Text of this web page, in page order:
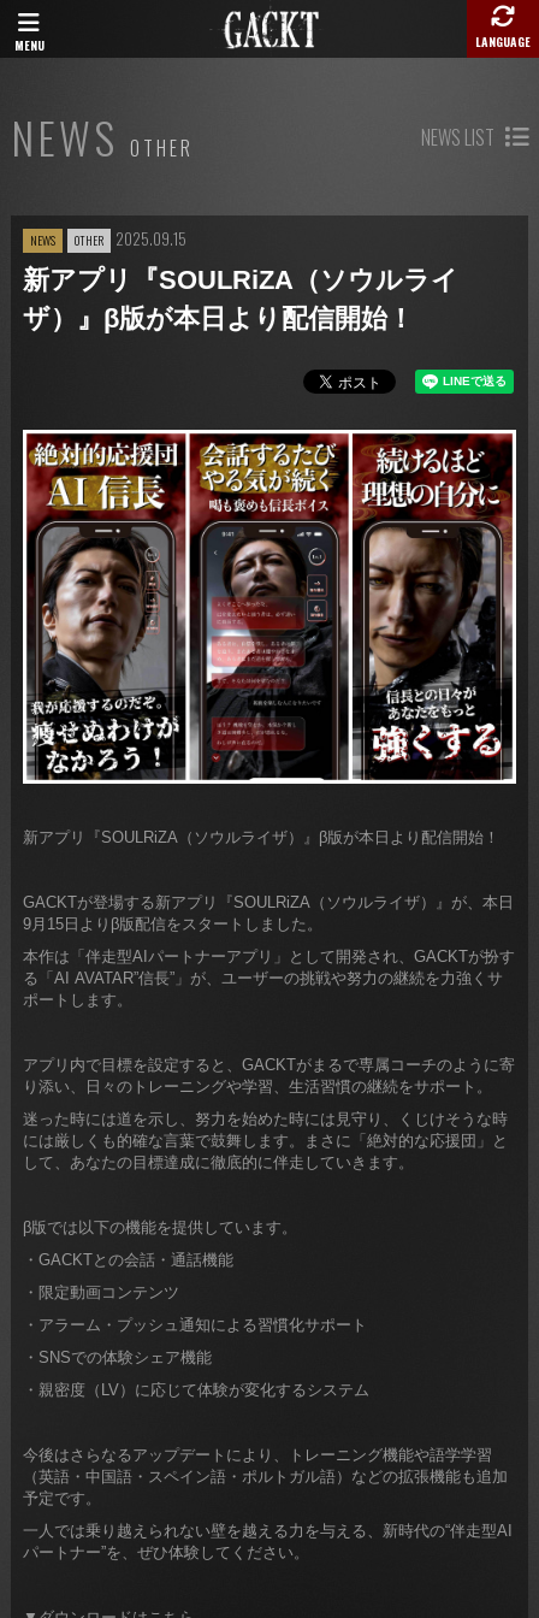
MENU LANGUAGE
NEWS OTHER NEWS LIST
NEWS OTHER 2025.09.15
新アプリ『SOULRiZA（ソウルライ
ザ）』β版が本日より配信開始！
新アプリ『SOULRiZA（ソウルライザ）』β版が本日より配信開始！
GACKTが登場する新アプリ『SOULRiZA（ソウルライザ）』が、本日
9月15日よりβ版配信をスタートしました。
本作は「伴走型AIパートナーアプリ」として開発され、GACKTが扮す
る「AI AVATAR”信長”」が、ユーザーの挑戦や努力の継続を力強くサ
ポートします。
アプリ内で目標を設定すると、GACKTがまるで専属コーチのように寄
り添い、日々のトレーニングや学習、生活習慣の継続をサポート。
迷った時には道を示し、努力を始めた時には見守り、くじけそうな時
には厳しくも的確な言葉で鼓舞します。まさに「絶対的な応援団」と
して、あなたの目標達成に徹底的に伴走していきます。
β版では以下の機能を提供しています。
・GACKTとの会話・通話機能
・限定動画コンテンツ
・アラーム・プッシュ通知による習慣化サポート
・SNSでの体験シェア機能
・親密度（LV）に応じて体験が変化するシステム
今後はさらなるアップデートにより、トレーニング機能や語学学習
（英語・中国語・スペイン語・ポルトガル語）などの拡張機能も追加
予定です。
一人では乗り越えられない壁を越える力を与える、新時代の“伴走型AI
パートナー”を、ぜひ体験してください。